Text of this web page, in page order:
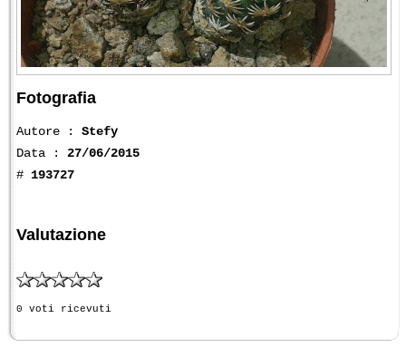
Fotografia
Autore : Stefy
Data : 27/06/2015
# 193727
Valutazione
0 voti ricevuti